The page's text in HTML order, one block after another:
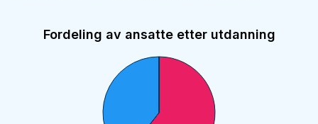
Fordeling av ansatte etter utdanning